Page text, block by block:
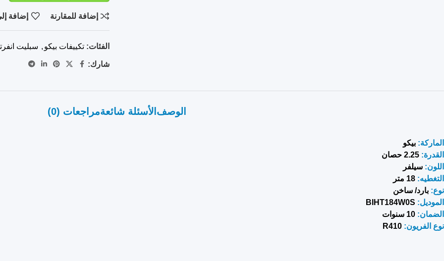
إضافة للمقارنة إضافة
الفئات: تكييفات بيكو , سبليت
شارك:
الوصف الأسئلة شائعةمراجعات (0)
الماركة: بيكو
القدرة: 2.25 حصان
اللون: سيلفر
التغطيه: 18 متر
نوع: بارد/ ساخن
الموديل:
BIHT184W0S
الضمان: 10 سنوات
نوع الفريون: R410